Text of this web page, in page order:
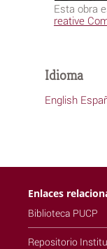
Esta obra
reative
Idioma
English
Enlaces
Biblioteca PUCP
Repositorio